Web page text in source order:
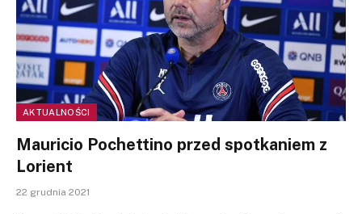
AKTUALNOŚCI
Mauricio Pochettino przed spotkaniem z
Lorient
22 grudnia 2021